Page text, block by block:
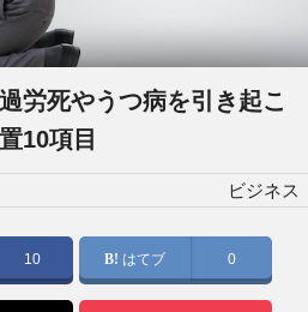
労死やうつ病を引き起こ
10項目
ビジネス
10 はてブ 0